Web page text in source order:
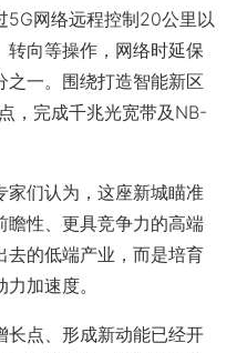
5G网络远程控制20公里以
转向等操作，网络时延保
一。围绕打造智能新区
，完成千兆光宽带及NB-
们认为，这座新城瞄准
瞻性、更具竞争力的高端
去的低端产业，而是培育
加速度。
点、形成新动能已经开